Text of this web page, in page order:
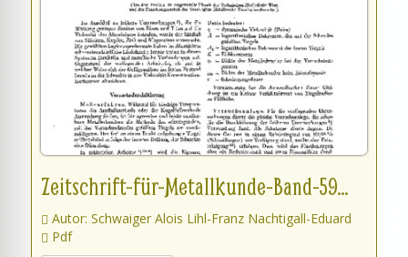
Zeitschrift-für-Metallkunde-Band-59...
Autor: Schwaiger Alois Lihl-Franz Nachtigall-Eduard
Pdf